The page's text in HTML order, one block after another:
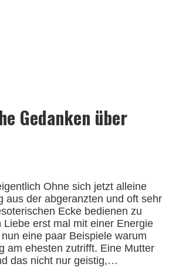
Gedanken über
Ohne sich jetzt alleine
aus der abgeranzten und oft sehr
Ecke bedienen zu
Liebe erst mal mit einer Energie
eine paar Beispiele warum
am ehesten zutrifft. Eine Mutter
das nicht nur geistig,…